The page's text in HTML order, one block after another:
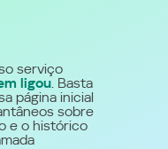
serviço
ligou. Basta
página inicial
sobre
e o histórico